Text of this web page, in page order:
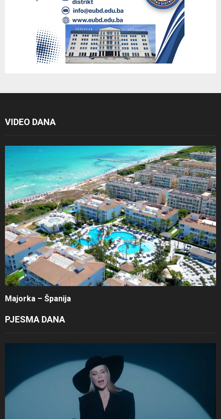
VIDEO DANA
Majorka – Španija
PJESMA DANA